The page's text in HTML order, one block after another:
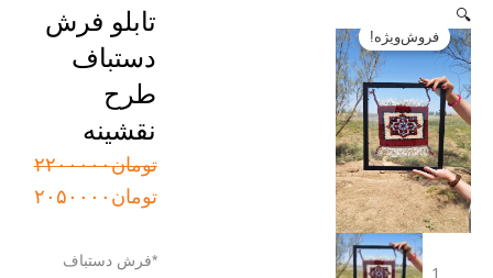
تابلو فرش
دستباف
نقشینه
۲۲۰۰۰۰۰
۲۰۵۰۰۰۰
قیمت
فعلی:
*فرش دستباف